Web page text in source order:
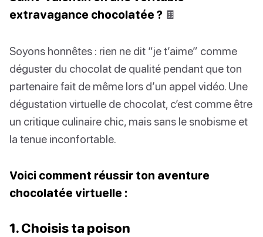
extravagance chocolatée ? 🍫
Soyons honnêtes : rien ne dit “je t’aime” comme
déguster du chocolat de qualité pendant que ton
partenaire fait de même lors d’un appel vidéo. Une
dégustation virtuelle de chocolat, c’est comme être
un critique culinaire chic, mais sans le snobisme et
la tenue inconfortable.
Voici comment réussir ton aventure
chocolatée virtuelle :
1. Choisis ta poison